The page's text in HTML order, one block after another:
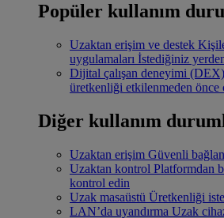
Popüler kullanım
Uzaktan erişim ve destek
uygulamaları İstediğiniz
Dijital çalışan deneyimi (DEX)
üretkenliği etkilenmeden önce
Diğer kullanım
Uzaktan erişim Güvenli
Uzaktan kontrol Platformdan
kontrol edin
Uzak masaüstü Üretkenliği
LAN’da uyandırma Uzak